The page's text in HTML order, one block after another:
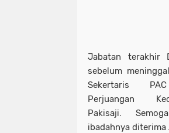
Jabatan terakhir
sebelum
Sekertaris
Perjuangan
Pakisaji.
ibadahnya diterima